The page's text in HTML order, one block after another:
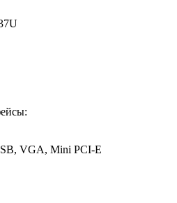
VGA, Mini PCI-E